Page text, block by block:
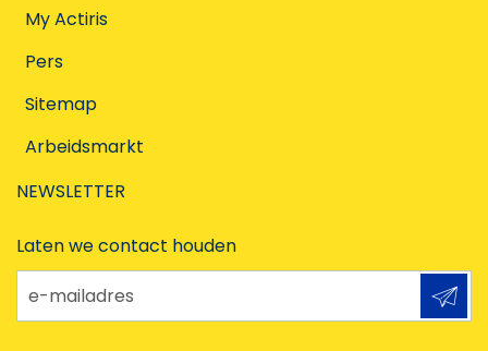
My Actiris
Pers
Sitemap
Arbeidsmarkt
NEWSLETTER
Laten we contact houden
e-mailadres